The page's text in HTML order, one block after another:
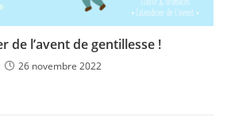
de l’avent de gentillesse !
26 novembre 2022